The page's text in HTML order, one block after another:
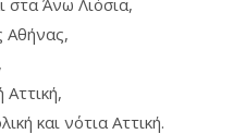
Αθήνας,
Αττική,
και νότια Αττική.